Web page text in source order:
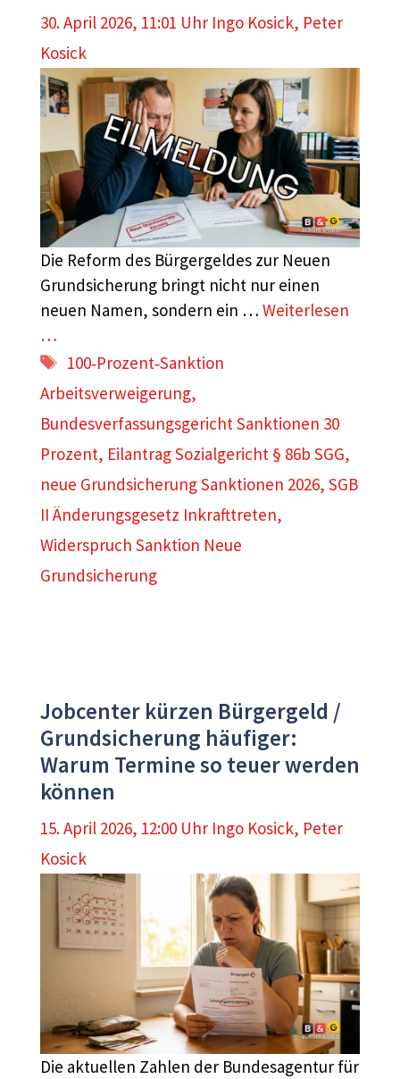
30. April 2026, 11:01 Uhr Ingo Kosick, Peter
Kosick
Die Reform des Bürgergeldes zur Neuen
Grundsicherung bringt nicht nur einen
neuen Namen, sondern ein … Weiterlesen
…
Schlagwörter
100‑Prozent‑Sanktion
Arbeitsverweigerung,
Bundesverfassungsgericht Sanktionen 30
Prozent, Eilantrag Sozialgericht § 86b SGG,
neue Grundsicherung Sanktionen 2026, SGB
II Änderungsgesetz Inkrafttreten,
Widerspruch Sanktion Neue
Grundsicherung
Jobcenter kürzen Bürgergeld /
Grundsicherung häufiger:
Warum Termine so teuer werden
können
15. April 2026, 12:00 Uhr Ingo Kosick, Peter
Kosick
Die aktuellen Zahlen der Bundesagentur für